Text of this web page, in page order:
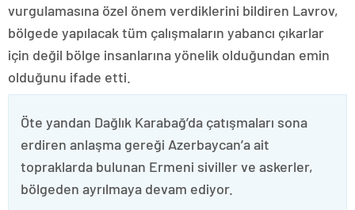
vurgulamasına özel önem verdiklerini bildiren Lavrov,
bölgede yapılacak tüm çalışmaların yabancı çıkarlar
için değil bölge insanlarına yönelik olduğundan emin
olduğunu ifade etti.
Öte yandan Dağlık Karabağ’da çatışmaları sona
erdiren anlaşma gereği Azerbaycan’a ait
topraklarda bulunan Ermeni siviller ve askerler,
bölgeden ayrılmaya devam ediyor.